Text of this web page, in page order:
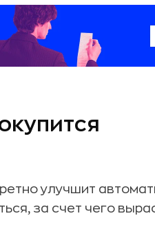
улучшит
за счет чего